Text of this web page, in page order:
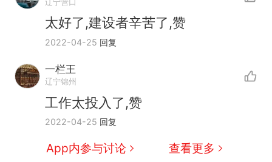
辽宁营口
太好了,建设者辛苦了,赞
2022-04-25 回复
一栏王
辽宁锦州
工作太投入了,赞
2022-04-25 回复
App内参与讨论 查看更多